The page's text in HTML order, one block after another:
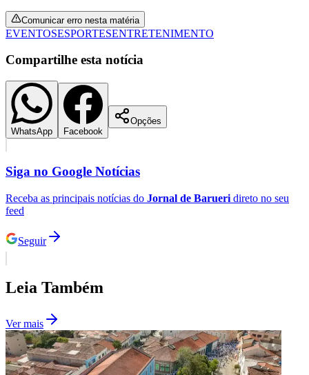
Comunicar erro nesta matéria
EVENTOSESPORTESENTRETENIMENTO
Compartilhe esta notícia
WhatsApp Facebook
Opções
Siga no Google Notícias
Receba as principais notícias do Jornal de Barueri direto no seu
feed
Seguir
Leia Também
Ver mais